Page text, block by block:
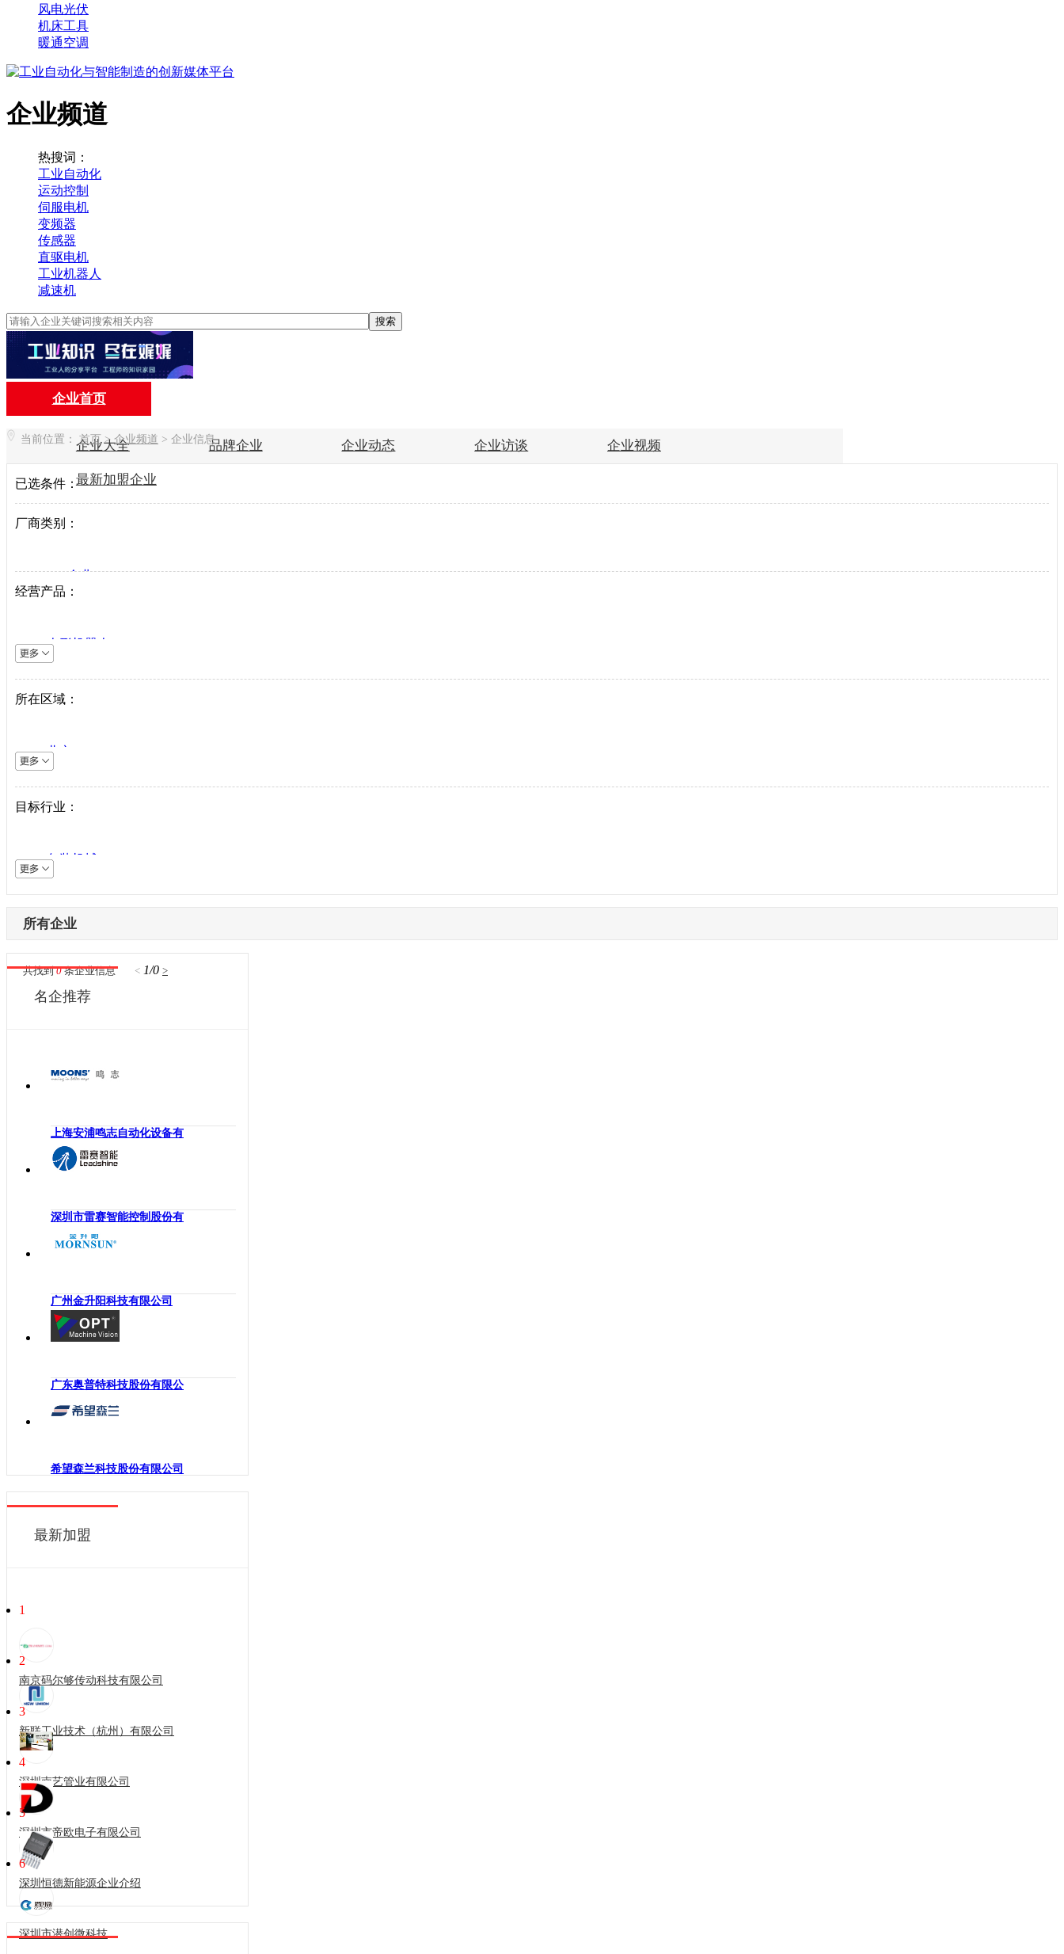
风电光伏
机床工具
暖通空调
企业频道
热搜词：
工业自动化
运动控制
伺服电机
变频器
传感器
直驱电机
工业机器人
减速机
搜索
企业首页
企业大全 品牌企业 企业动态 企业访谈 企业视频
最新加盟企业
当前位置： 首页 > 企业频道 > 企业信息
已选条件：
厂商类别：
VIP企业
生产商
系统集成商
经营产品：
人形机器人
逆变器
机床设备
直驱驱动器
工业机器人
伺服电机
中低压变频器
工业以太网
激光设备
其他机械设备
机器视觉
高压变频器
伺服驱动器
电气连接
传感器
运动控制
低压电器
工业交换机
机械传动
工业通讯
机柜
执行机构
电力电子
工业电机
所在区域：
北京
上海
天津
山西
内蒙古
辽宁
吉林
黑龙江
江苏
江西
河南
湖北
广西
海南
贵州
云南
西藏
甘肃
青海
新疆
澳门
台湾
目标行业：
包装机械
采矿机械
电子制造
纺织机械
供水处理
轨道交通
机床工具
起重机械
风电光伏
烟草机械
印刷机械
物流仓储
所有企业
共找到 0 条企业信息 < 1/0 >
名企推荐
上海安浦鸣志自动化设备有
深圳市雷赛智能控制股份有
广州金升阳科技有限公司
广东奥普特科技股份有限公
希望森兰科技股份有限公司
最新加盟
1
南京码尔够传动科技有限公司
2
新联工业技术（杭州）有限公司
3
深圳南艺管业有限公司
4
深圳市帝欧电子有限公司
5
深圳恒德新能源企业介绍
6
深圳市潜创微科技